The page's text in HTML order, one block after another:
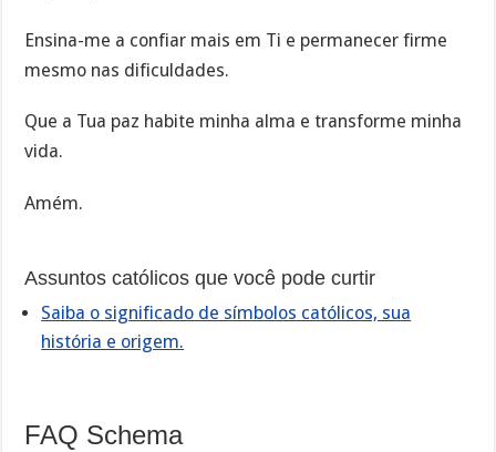
Ensina-me a confiar mais em Ti e permanecer firme
mesmo nas dificuldades.
Que a Tua paz habite minha alma e transforme minha
vida.
Amém.
Assuntos católicos que você pode curtir
Saiba o significado de símbolos católicos, sua
história e origem.
FAQ Schema